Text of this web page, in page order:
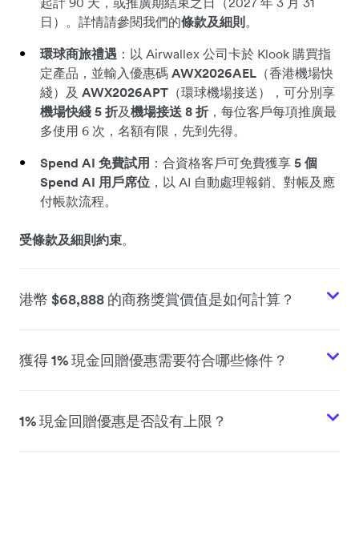
日）。詳情請參閱我們的條款及細則。
環球商旅禮遇 ：以 Airwallex 公司卡於 Klook 購買指
定產品，並輸入優惠碼 AWX2026AEL （香港機場快
綫）及 AWX2026APT （環球機場接送），可分別享
機場快綫 5 折及機場接送 8 折 ，每位客戶每項推廣最
多使用 6 次，名額有限，先到先得。
Spend AI 免費試用 ：合資格客戶可免費獲享 5 個
Spend AI 用戶席位 ，以 AI 自動處理報銷、對帳及應
付帳款流程。
受條款及細則約束。
港幣 $68,888 的商務獎賞價值是如何計算？
獲得 1% 現金回贈優惠需要符合哪些條件？
1% 現金回贈優惠是否設有上限？